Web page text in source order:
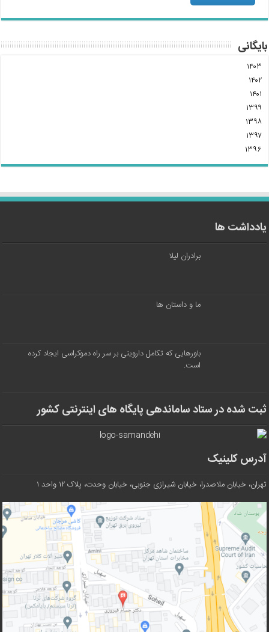
بایگانی
۱۴۰۳
۱۴۰۲
۱۴۰۱
۱۳۹۹
۱۳۹۸
۱۳۹۷
۱۳۹۶
یادداشت ها
برادران لیلا
ما و داستان ها
باورهایی که تکامل داروینی بر سر راه دموکراسی ایجاد کرده
است.
ثبت شده در ستاد ساماندهی پایگاه های اینترنتی کشور
آدرس کلینیک
تهران، خیابان ملاصدرا، خیابان شیرازی جنوبی، خیابان وحدت، پلاک ۱۲ واحد ۱